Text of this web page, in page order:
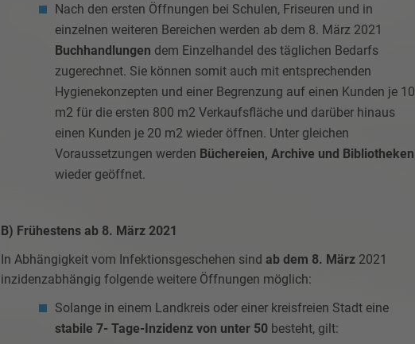
Nach den ersten Öffnungen bei Schulen, Friseuren und in
einzelnen weiteren Bereichen werden ab dem 8. März 2021
Buchhandlungen dem Einzelhandel des täglichen Bedarfs
zugerechnet. Sie können somit auch mit entsprechenden
Hygienekonzepten und einer Begrenzung auf einen Kunden je 10
m2 für die ersten 800 m2 Verkaufsfläche und darüber hinaus
einen Kunden je 20 m2 wieder öffnen. Unter gleichen
Voraussetzungen werden Büchereien, Archive und Bibliotheken
wieder geöffnet.
B) Frühestens ab 8. März 2021
In Abhängigkeit vom Infektionsgeschehen sind ab dem 8. März 2021
inzidenzabhängig folgende weitere Öffnungen möglich:
Solange in einem Landkreis oder einer kreisfreien Stadt eine
stabile 7- Tage-Inzidenz von unter 50 besteht, gilt: